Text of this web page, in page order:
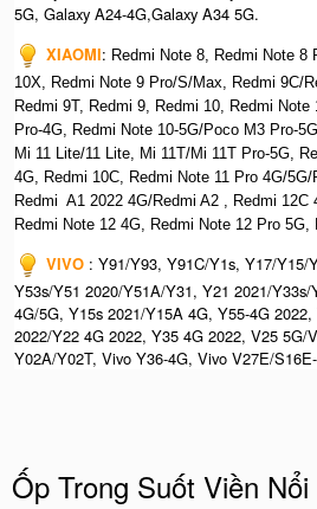
5G, Galaxy A24-4G,Galaxy A34 5G.
XIAOMI: Redmi Note 8, Redmi Note 8
10X, Redmi Note 9 Pro/S/Max, Redmi 9C/
Redmi 9T, Redmi 9, Redmi 10, Redmi
Pro-4G, Redmi Note 10-5G/Poco M3 Pro-
Mi 11 Lite/11 Lite, Mi 11T/Mi 11T Pro-5G,
4G, Redmi 10C, Redmi Note 11 Pro 4G/5G/
Redmi A1 2022 4G/Redmi A2 , Redmi 12C
Redmi Note 12 4G, Redmi Note 12 Pro 5G,
VIVO : Y91/Y93, Y91C/Y1s, Y17/Y15/
Y53s/Y51 2020/Y51A/Y31, Y21 2021/
4G/5G, Y15s 2021/Y15A 4G, Y55-4G
2022/Y22 4G 2022, Y35 4G 2022, V25 5G/
Y02A/Y02T, Vivo Y36-4G, Vivo V27E/
Ốp Trong Suốt Viền Nổi